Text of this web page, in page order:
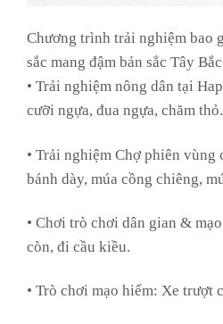
Chương trình trải nghiệm bao
sắc mang đậm bản sắc Tây
• Trải nghiệm nông dân tại
cưỡi ngựa, đua ngựa, chăm thỏ.
• Trải nghiệm Chợ phiên vùng
bánh dày, múa cồng chiêng,
• Chơi trò chơi dân gian &
còn, đi cầu kiều.
• Trò chơi mạo hiểm: Xe trượt